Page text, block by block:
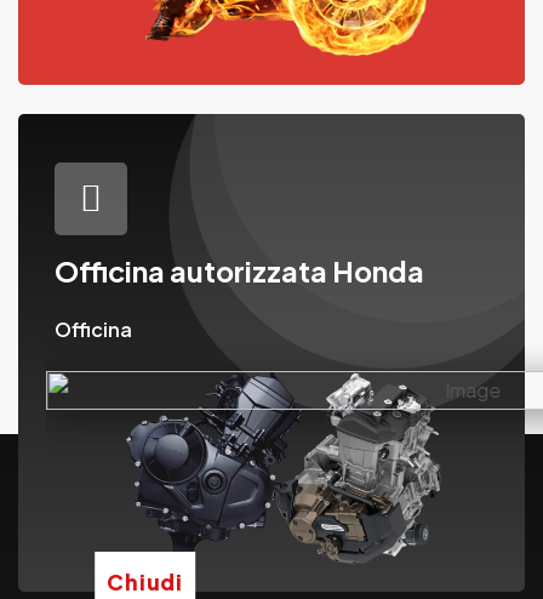
Officina autorizzata Honda
Officina
Chiudi